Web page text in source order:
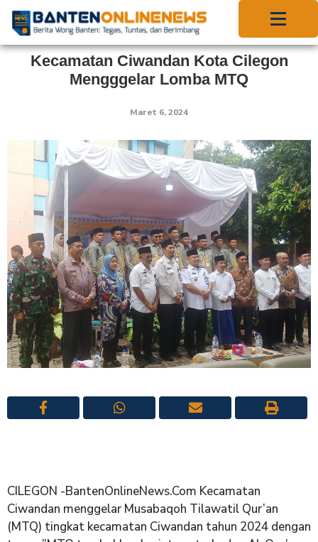
Kecamatan Ciwandan Kota Cilegon
Mengggelar Lomba MTQ
Maret 6, 2024
CILEGON -BantenOnlineNews.Com Kecamatan
Ciwandan menggelar Musabaqoh Tilawatil Qur’an
(MTQ) tingkat kecamatan Ciwandan tahun 2024 dengan